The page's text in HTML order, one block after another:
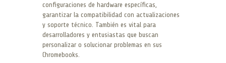
configuraciones de hardware específicas,
garantizar la compatibilidad con actualizaciones
y soporte técnico. También es vital para
desarrolladores y entusiastas que buscan
personalizar o solucionar problemas en sus
Chromebooks.